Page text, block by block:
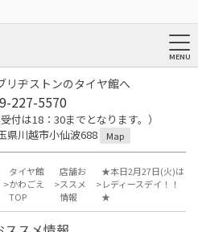
リヂストンのタイヤ館へ
227-5570
付は18：30までとなります。）
川越市小仙波688
Map
タイヤ館
かわごえ
TOP
店舗お
ススメ
情報
★本日2月27日(火)は
レディースデイ！！
★